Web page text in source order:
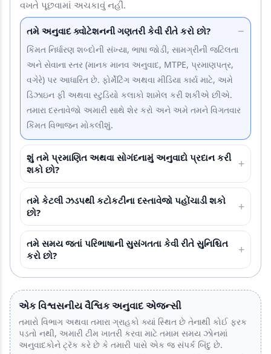
વખતે પૂછવામાં અચકાવું નહીં.
તમે અનુવાદ ક્વોટેશનની ગણતરી કેવી રીતે કરો છો? −
કિંમત નિર્ધારણ શબ્દોની સંખ્યા, ભાષા જોડી, સામગ્રીની જટિલતા
અને સેવાના સ્તર (માનક માનવ અનુવાદ, MTPE, પ્રમાણપત્ર,
વગેરે) પર આધારિત છે. ફોર્મેટિંગ અથવા મીડિયા કાર્ય માટે, અમે
ડિઝાઇન ફી અથવા સ્ટુડિયો કલાકો શામેલ કરી શકીએ છીએ.
તમારા દસ્તાવેજો અમારી સાથે શેર કરો અને અમે તમને વિગતવાર
કિંમત વિભાજન મોકલીશું.
શું તમે પ્રમાણિત અથવા સોગંદનામું અનુવાદો પ્રદાન કરી
શકો છો?
+
તમે કેટલી ઝડપથી કટોકટીના દસ્તાવેજો પહોંચાડી શકો
છો?
+
તમે સમય જતાં પરિભાષાની સુસંગતતા કેવી રીતે સુનિશ્ચિત
કરો છો?
+
એક વિશ્વસનીય વૈશ્વિક અનુવાદ એજન્સી
તમારો વિભાગ અથવા તમારા ગ્રાહકો ક્યાં સ્થિત છે તેનાથી કોઈ ફરક
પડતો નથી, અમારી ટીમ ખાતરી કરવા માટે તમામ સમય ઝોનમાં
અનુવાદકોને ટ્રૅક કરે છે કે તમારી પાસે એક જ સંપર્ક બિંદુ છે.